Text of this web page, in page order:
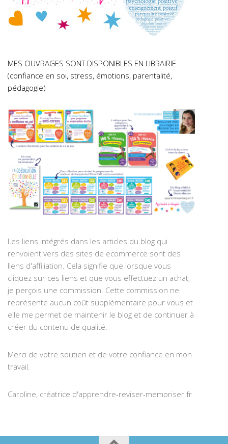
MES OUVRAGES SONT DISPONIBLES EN LIBRAIRIE
(confiance en soi, stress, émotions, parentalité,
pédagogie)
Les liens intégrés dans les articles du blog qui
renvoient vers des sites de ecommerce sont des
liens d'affiliation. Cela signifie que lorsque vous
cliquez sur ces liens et que vous effectuez un achat,
je perçois une commission. Cette commission ne
représente aucun coût supplémentaire pour vous et
elle me permet de maintenir le blog et de continuer à
créer du contenu de qualité.
Merci de votre soutien et de votre confiance en mon
travail.
Caroline, créatrice d'apprendre-reviser-memoriser.fr